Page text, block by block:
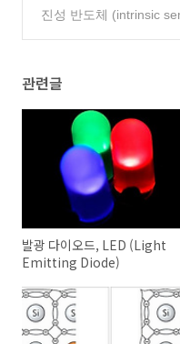
진성 반도체 (intrinsic
관련글
발광 다이오드, LED (Light
Emitting Diode)